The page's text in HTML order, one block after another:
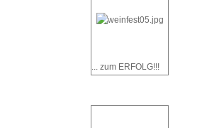
... zum ERFOLG!!!